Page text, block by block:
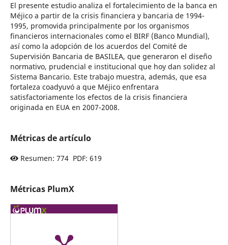
El presente estudio analiza el fortalecimiento de la banca en
Méjico a partir de la crisis financiera y bancaria de 1994-
1995, promovida principalmente por los organismos
financieros internacionales como el BIRF (Banco Mundial),
así como la adopción de los acuerdos del Comité de
Supervisión Bancaria de BASILEA, que generaron el diseño
normativo, prudencial e institucional que hoy dan solidez al
Sistema Bancario. Este trabajo muestra, además, que esa
fortaleza coadyuvó a que Méjico enfrentara
satisfactoriamente los efectos de la crisis financiera
originada en EUA en 2007-2008.
Métricas de artículo
Resumen: 774 PDF: 619
Métricas PlumX